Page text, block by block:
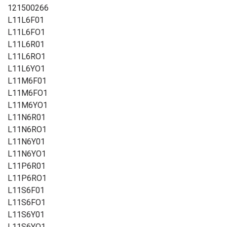
Lenovo V580c 4980, Lenovo V480c, Lenovo IdeaPad N580,
Lenovo IdeaPad N581, Lenovo IdeaPad N585, Lenovo
IdeaPad N586, Lenovo Ideapad P580, Lenovo IdeaPad
P580A, Lenovo Ideapad P585, Lenovo Ideapad Idea P585,
5 Lenovo IdeaPad P585 Z580, Lenovo Ideapad Z580A,
Lenovo Ideapad Z585, Lenovo IdeaPad Z585, Lenovo
V480s 4971, Lenovo IdeaPad Y580, Lenovo IdeaPad
Y580A, Lenovo IdeaPad Y580N, Lenovo G480, Lenovo G48,
6 Lenovo G48,8, 2 G485, Lenovo G580, Lenovo G580 2189,
Lenovo G580 2689, Lenovo G580A, Lenovo G580AH,
Lenovo G580AM, Lenovo G580AX, Lenovo G580H, Lenovo
G585, Lenovo IdeaPad P500, Lenovo IdeaPad P580,
Lenovo IdeaPad P585, Lenovo IdeaPad Z380, Lenovo
IdeaPad Z380A, Lenovo B590, Lenovo B590 3761, Lenovo
B590, 64 Lenovo B590, 8 Lenovo B580 20140, Lenovo
B580 4377, Lenovo V480A, Lenovo V480S, Lenovo B595,
Lenovo G500, Lenovo G585 2181, Lenovo IdeaPad Z480,
Lenovo B5400, Lenovo B5400, Lenovo G8040, Lenovo
121500266
L11L6F01
L11L6FO1
L11L6R01
L11L6RO1
L11L6YO1
L11M6F01
L11M6FO1
L11M6YO1
L11N6R01
L11N6RO1
L11N6Y01
L11N6YO1
L11P6R01
L11P6RO1
L11S6F01
L11S6FO1
L11S6Y01